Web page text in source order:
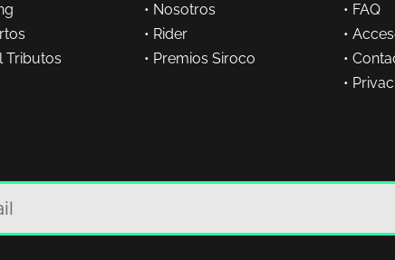
Tributos
• Nosotros
• Rider
• Premios Siroco
• FAQ
•
•
•